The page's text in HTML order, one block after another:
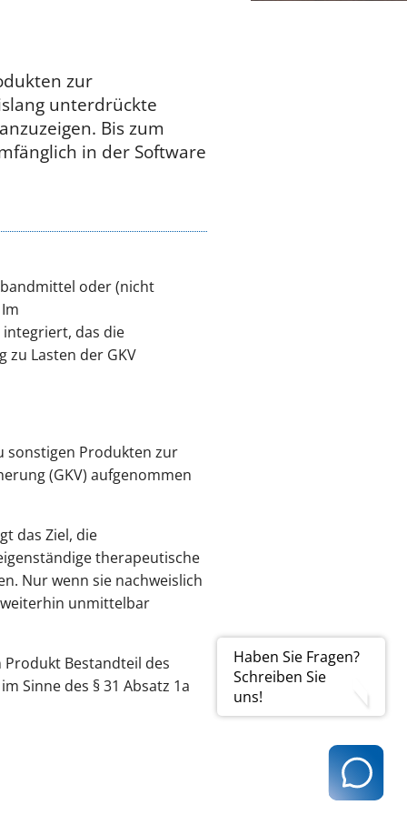
Haben Sie Fragen?
Schreiben Sie
uns!
zur
unterdrückte
Bis zum
in der Software
oder (nicht
das die
Lasten der GKV
sonstigen Produkten zur
(GKV) aufgenommen
das Ziel, die
therapeutische
Nur wenn sie nachweislich
unmittelbar
Produkt Bestandteil des
Sinne des § 31 Absatz 1a